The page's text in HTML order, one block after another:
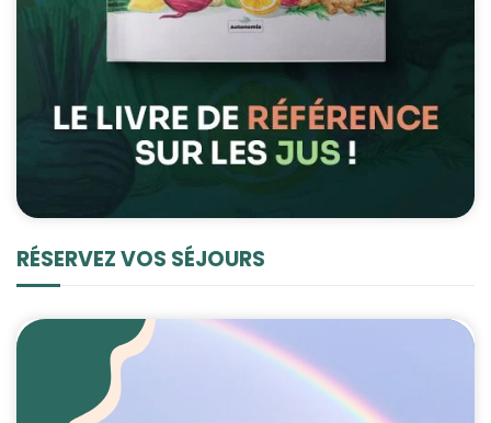
RÉSERVEZ VOS SÉJOURS